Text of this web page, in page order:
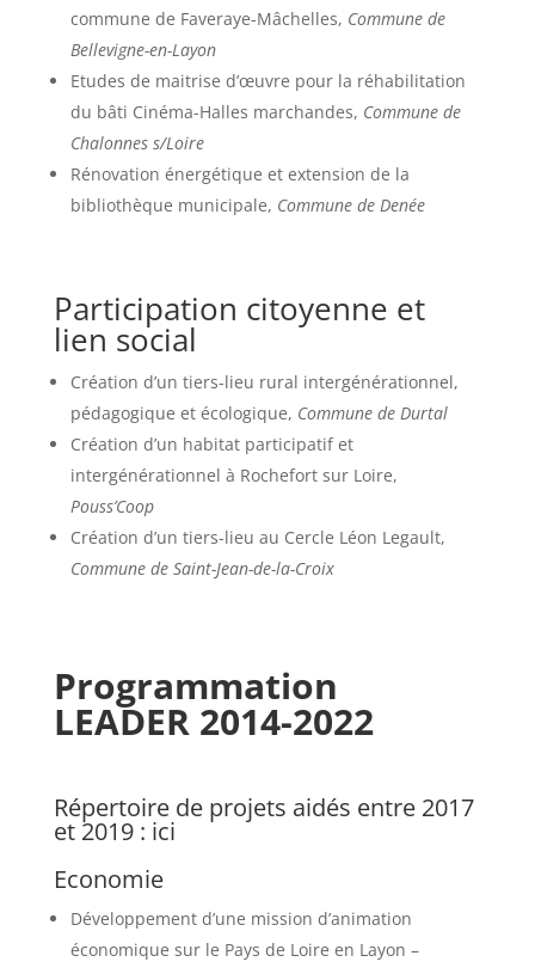
commune de Faveraye-Mâchelles, Commune de
Bellevigne-en-Layon
Etudes de maitrise d’œuvre pour la réhabilitation
du bâti Cinéma-Halles marchandes, Commune de
Chalonnes s/Loire
Rénovation énergétique et extension de la
bibliothèque municipale, Commune de Denée
Participation citoyenne et
lien social
Création d’un tiers-lieu rural intergénérationnel,
pédagogique et écologique, Commune de Durtal
Création d’un habitat participatif et
intergénérationnel à Rochefort sur Loire,
Pouss’Coop
Création d’un tiers-lieu au Cercle Léon Legault,
Commune de Saint-Jean-de-la-Croix
Programmation
LEADER 2014-2022
Répertoire de projets aidés entre 2017
et 2019 : ici
Economie
Développement d’une mission d’animation
économique sur le Pays de Loire en Layon –